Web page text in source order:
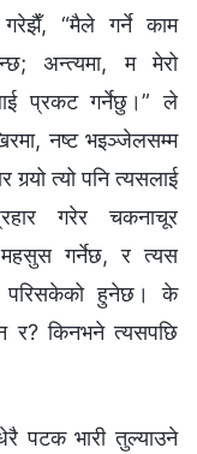
“मैले गर्ने काम
अन्त्यमा, म मेरो
प्रकट गर्नेछु।” ले
नष्ट भइञ्‍जेलसम्‍म
त्यो पनि त्यसलाई
गरेर चकनाचूर
महसुस गर्नेछ, र त्यस
परिसकेको हुनेछ। के
र? किनभने त्यसपछि
पटक भारी तुल्याउने